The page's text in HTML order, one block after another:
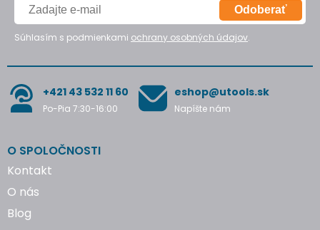
Odoberať
Súhlasím s podmienkami ochrany osobných údajov.
+421 43 532 11 60
Po-Pia 7:30-16:00
eshop@utools.sk
Napíšte nám
O SPOLOČNOSTI
Kontakt
O nás
Blog